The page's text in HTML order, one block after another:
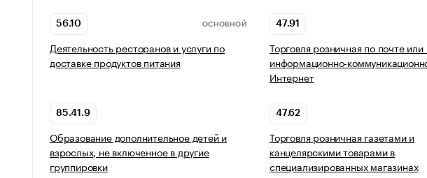
56.10 ОСНОВНОЙ
Деятельность ресторанов и услуги по
доставке продуктов питания
47.91
Торговля розничная по почте или
информационно-
Интернет
85.41.9
Образование дополнительное детей и
взрослых, не включенное в другие
группировки
47.62
Торговля розничная газетами и
канцелярскими товарами в
специализированных магазинах